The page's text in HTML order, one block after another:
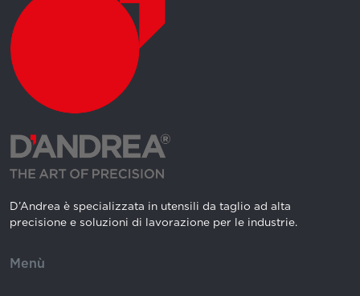
D’Andrea è specializzata in utensili da taglio ad alta
precisione e soluzioni di lavorazione per le industrie.
Menù